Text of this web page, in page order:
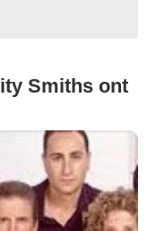
Smiths ont